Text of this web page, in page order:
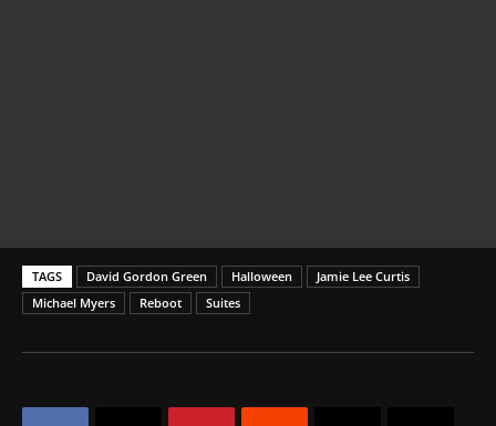
TAGS David Gordon Green Halloween
Jamie Lee Curtis
Michael Myers
Reboot Suites